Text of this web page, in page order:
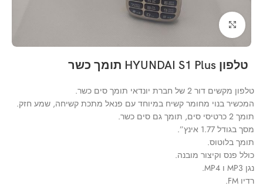
Click to enlarge
טלפון HYUNDAI S1 Plus תומך כשר
טלפון מקשים דור 2 של חברת יונדאי תומך סים כשר.
המכשיר בנוי מחומר קשיח במיוחד עם פנאל מתכת קשיחה, שמע חזק.
תומך 2 כרטיסי סים, תומך גם סים כשר.
מסך בגודל 1.77 אינץ”.
תומך בלוטוס.
כולל פנס וקיצור מובנה.
נגן MP3 ו MP4.
רדיו FM.